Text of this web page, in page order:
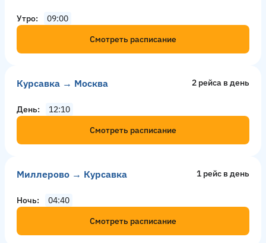
Утро
09:00
Смотреть расписание
Курсавка → Москва 2 рейсa в день
День
12:10
Смотреть расписание
Миллерово → Курсавка 1 рейс в день
Ночь
04:40
Смотреть расписание